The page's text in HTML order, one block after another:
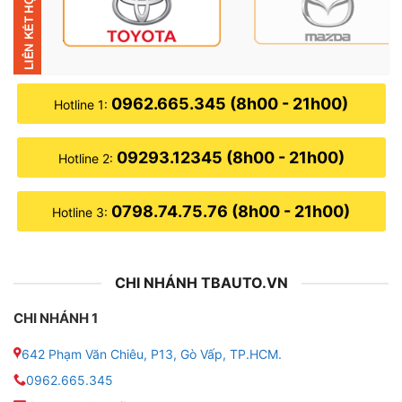
nhiều lợi ích cho xế yêu, nên hầu như ai cũng ưu tiên
dán.
Dán phim cách nhiệt cho xe VinFast
Hotline 1: 0962.665.345 (8h00 - 21h00)
Hotline 2: 09293.12345 (8h00 - 21h00)
Hotline 3: 0798.74.75.76 (8h00 - 21h00)
CHI NHÁNH TBAUTO.VN
CHI NHÁNH 1
642 Phạm Văn Chiêu, P13, Gò Vấp, TP.HCM.
0962.665.345